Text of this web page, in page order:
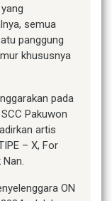
semua
panggung
khususnya
pada
Pakuwon
artis
– X, For
ON